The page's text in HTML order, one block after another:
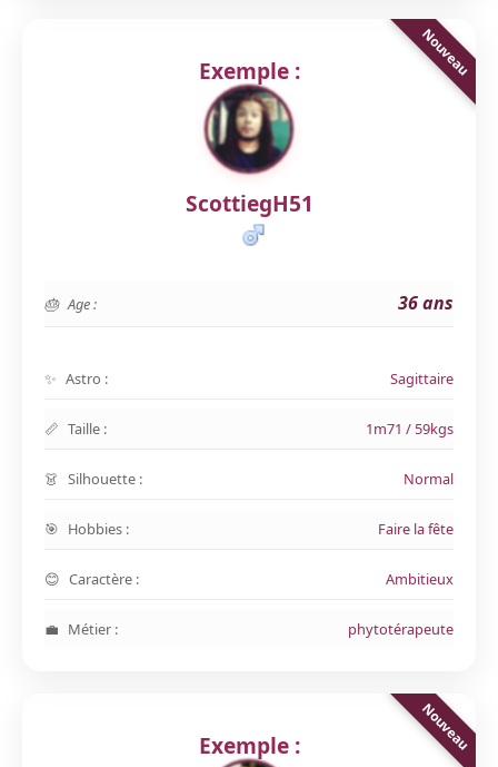
Exemple :
ScottiegH51
Age : 36 ans
Astro : Sagittaire
Taille : 1m71 / 59kgs
Silhouette : Normal
Hobbies : Faire la fête
Caractère : Ambitieux
Métier : phytotérapeute
Exemple :